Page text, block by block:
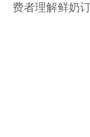
费者理解鲜奶